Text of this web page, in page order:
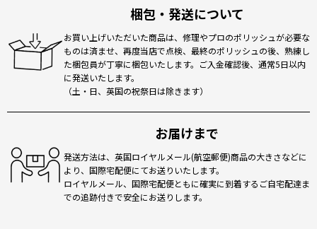
梱包・発送について
お買い上げいただいた商品は、修理やプロのポリッシュが必要な
ものは済ませ、再度当店で点検、最終のポリッシュの後、熟練し
た梱包員が丁寧に梱包いたします。ご入金確認後、通常5日以内
に発送いたします。
（土・日、英国の祝祭日は除きます）
お届けまで
発送方法は、英国ロイヤルメール(航空郵便)商品の大きさなどに
より、国際宅配便にてお送りいたします。
ロイヤルメール、国際宅配便ともに確実に到着するご自宅配達ま
での追跡付きで安全にお送りします。